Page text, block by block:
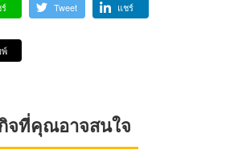
Tweet แชร์
จที่คุณอาจสนใจ